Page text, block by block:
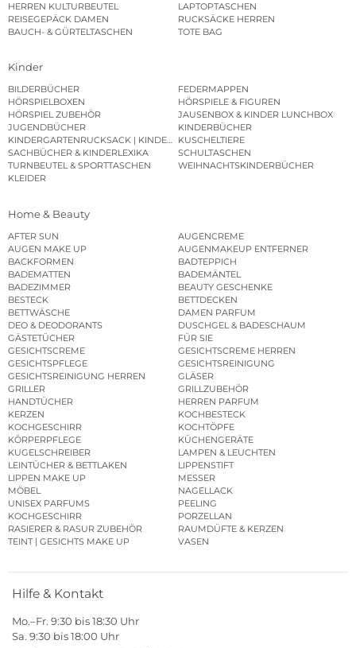
HERREN KULTURBEUTEL
LAPTOPTASCHEN
REISEGEPÄCK DAMEN
RUCKSÄCKE HERREN
BAUCH- & GÜRTELTASCHEN
TOTE BAG
Kinder
BILDERBÜCHER
FEDERMAPPEN
HÖRSPIELBOXEN
HÖRSPIELE & FIGUREN
HÖRSPIEL ZUBEHÖR
JAUSENBOX & KINDER LUNCHBOX
JUGENDBÜCHER
KINDERBÜCHER
KINDERGARTENRUCKSACK | KINDERGARTENBEUTEL
KUSCHELTIERE
SACHBÜCHER & KINDERLEXIKA
SCHULTASCHEN
TURNBEUTEL & SPORTTASCHEN
WEIHNACHTSKINDERBÜCHER
KLEIDER
Home & Beauty
AFTER SUN
AUGENCREME
AUGEN MAKE UP
AUGENMAKEUP ENTFERNER
BACKFORMEN
BADTEPPICH
BADEMATTEN
BADEMÄNTEL
BADEZIMMER
BEAUTY GESCHENKE
BESTECK
BETTDECKEN
BETTWÄSCHE
DAMEN PARFUM
DEO & DEODORANTS
DUSCHGEL & BADESCHAUM
GÄSTETÜCHER
FÜR SIE
GESICHTSCREME
GESICHTSCREME HERREN
GESICHTSPFLEGE
GESICHTSREINIGUNG
GESICHTSREINIGUNG HERREN
GLÄSER
GRILLER
GRILLZUBEHÖR
HANDTÜCHER
HERREN PARFUM
KERZEN
KOCHBESTECK
KOCHGESCHIRR
KOCHTÖPFE
KÖRPERPFLEGE
KÜCHENGERÄTE
KUGELSCHREIBER
LAMPEN & LEUCHTEN
LEINTÜCHER & BETTLAKEN
LIPPENSTIFT
LIPPEN MAKE UP
MESSER
MÖBEL
NAGELLACK
UNISEX PARFUMS
PEELING
KOCHGESCHIRR
PORZELLAN
RASIERER & RASUR ZUBEHÖR
RAUMDÜFTE & KERZEN
TEINT | GESICHTS MAKE UP
VASEN
Hilfe & Kontakt
Mo.–Fr. 9:30 bis 18:30 Uhr
Sa. 9:30 bis 18:00 Uhr